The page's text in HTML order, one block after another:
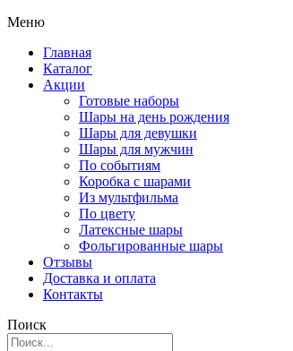
Меню
Главная
Каталог
Акции
Готовые наборы
Шары на день рождения
Шары для девушки
Шары для мужчин
По событиям
Коробка с шарами
Из мультфильма
По цвету
Латексные шары
Фольгированные шары
Отзывы
Доставка и оплата
Контакты
Поиск